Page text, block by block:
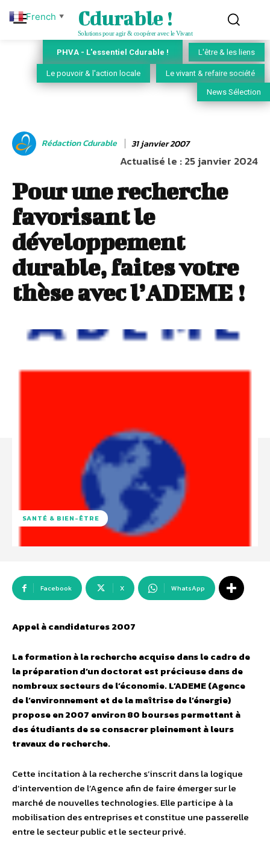
Cdurable !
Solutions pour agir & coopérer avec le Vivant
PHVA - L'essentiel Cdurable ! L'être & les liens
Le pouvoir & l'action locale Le vivant & refaire société
News Sélection
Rédaction Cdurable 31 janvier 2007
Actualisé le :25 janvier 2024
Pour une recherche
favorisant le
développement
durable, faites votre
thèse avec l’ADEME !
SANTÉ & BIEN-ÊTRE
Facebook X WhatsApp
Appel à candidatures 2007
La formation à la recherche acquise dans le cadre de
la préparation d’un doctorat est précieuse dans de
nombreux secteurs de l’économie. L’ADEME (Agence
de l’environnement et de la maîtrise de l’énergie)
propose en 2007 environ 80 bourses permettant à
des étudiants de se consacrer pleinement à leurs
travaux de recherche.
Cette incitation à la recherche s’inscrit dans la logique
d’intervention de l’Agence afin de faire émerger sur le
marché de nouvelles technologies. Elle participe à la
mobilisation des entreprises et constitue une passerelle
entre le secteur public et le secteur privé.
French ▼